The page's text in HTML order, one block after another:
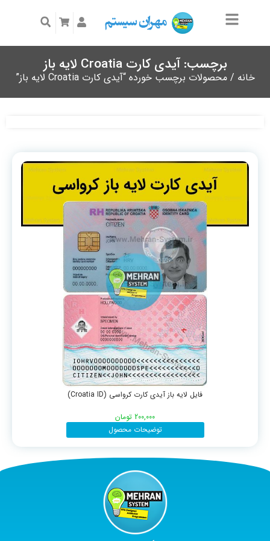
برچسب: آیدی کارت Croatia لایه باز
خانه / محصولات برچسب خورده “آیدی کارت Croatia لایه باز”
فایل لایه باز آیدی کارت کرواسی (Croatia ID)
200,000 تومان
توضیحات محصول